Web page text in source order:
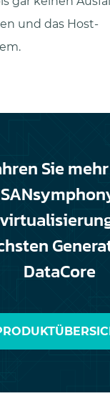
und das Host-
Sie
DataCore